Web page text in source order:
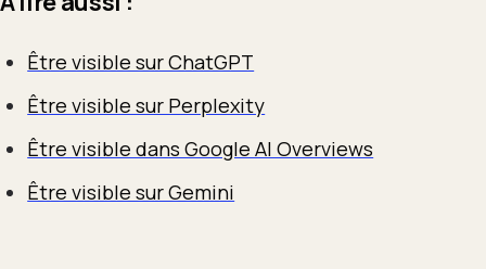
Être visible sur ChatGPT
Être visible sur Perplexity
Être visible dans Google AI Overviews
Être visible sur Gemini